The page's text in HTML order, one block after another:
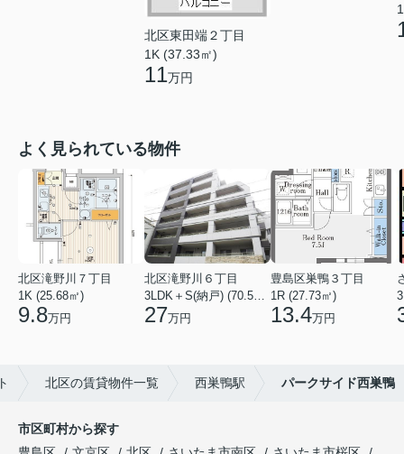
北区東田端２丁目
1K (37.33㎡)
11万円
よく見られている物件
北区滝野川７丁目
1K (25.68㎡)
9.8万円
北区滝野川６丁目
27万円
豊島区巣鴨３丁目
1R (27.73㎡)
13.4万円
北区の賃貸物件一覧 西巣鴨駅 パークサイド西巣鴨
市区町村から探す